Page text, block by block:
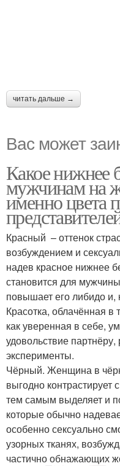
читать дальше →
Вас может
Какое нижнее
мужчинам на
именно цвета
Красный – оттенок
возбуждением и
надев красное нижнее
становится для
повышает его либидо и,
Красотка, облачённая в
как уверенная в себе,
удовольствие
эксперименты.
Чёрный. Женщина в
выгодно контрастирует
тем самым выделяет и
которые обычно
особенно сексуально
узорных тканях,
частично обнажающих